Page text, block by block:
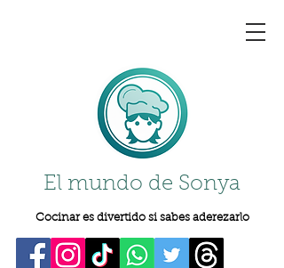
El mundo de Sonya
Cocinar es divertido si sabes aderezarlo